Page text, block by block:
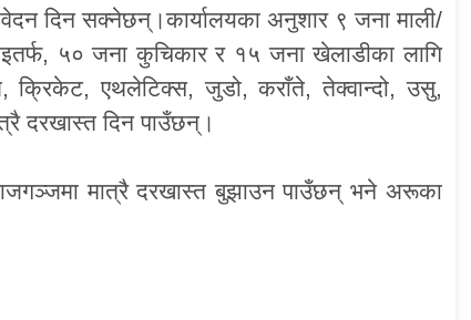
दिन सक्नेछन्।कार्यालयका अनुशार ९ जना माली/
५० जना कुचिकार र १५ जना खेलाडीका लागि
क्रिकेट, एथलेटिक्स, जुडो, कराँते, तेक्वान्दो, उसु,
दरखास्त दिन पाउँछन्।
मात्रै दरखास्त बुझाउन पाउँछन् भने अरूका